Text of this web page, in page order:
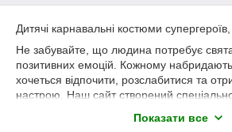
Дитячі карнавальні костюми
Не забувайте, що людина потребує
позитивних емоцій. Кожному набридають
хочеться відпочити, розслабитися та
настрою. Наш сайт створений
веселими фарбами. Адже нам так цього
Показати все